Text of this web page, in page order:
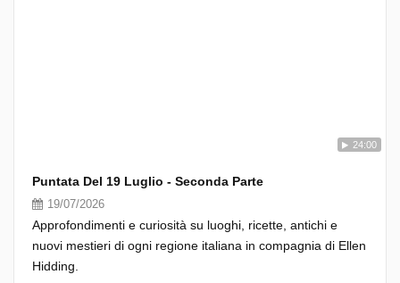
24:00
Puntata Del 19 Luglio - Seconda Parte
19/07/2026
Approfondimenti e curiosità su luoghi, ricette, antichi e
nuovi mestieri di ogni regione italiana in compagnia di Ellen
Hidding.